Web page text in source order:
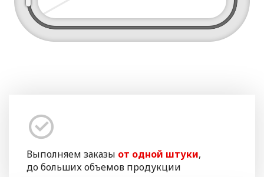
Выполняем заказы от одной штуки,
до больших объемов продукции